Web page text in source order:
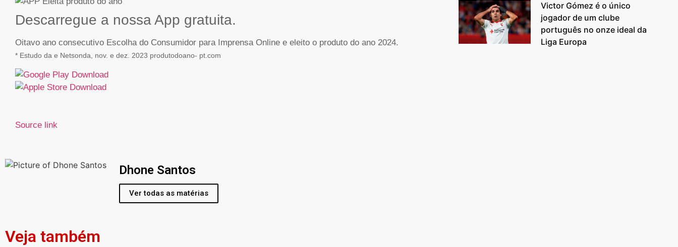
Descarregue a nossa App gratuita.
Oitavo ano consecutivo Escolha do Consumidor para Imprensa Online e eleito o produto do ano 2024.
* Estudo da e Netsonda, nov. e dez. 2023 produtodoano- pt.com
Source link
Victor Gómez é o único
jogador de um clube
português no onze ideal da
Liga Europa
Dhone Santos
Ver todas as matérias
Veja também